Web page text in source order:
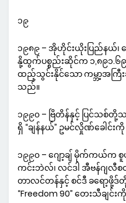
၁၉
၁၉၈၉ – အိုဟိုင်းယိုးပြည်နယ်၊
နို့ထွက်ပစ္စည်းဆိုင်က ၁,၈၉၁.၆
ထည့်သွင်းနိုင်သော ကမ္ဘာ့အကြီ
သည်။
၁၉၉၀ – ဗြိတိန်နှင့် ပြင်သစ်
ရှိ “ချန်နယ်” ဥမင်လှိုဏ်ခေါင်း
၁၉၉၀ – ဂျော့ချ် မိုက်ကယ်က စူ
ကင်းဘဲလ်၊ လင်ဒါ အီဗန်ဂျလီစတ
တာလင်တန်နှင့် စင်ဒီ ခရော့ဖို့
“Freedom 90” တေးသီချ